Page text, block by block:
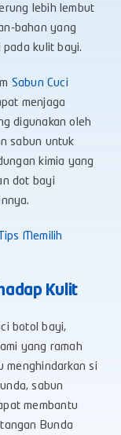
lebih lembut
bahan yang
pada kulit bayi.
Sabun Cuci
menjaga
digunakan oleh
sabun untuk
kimia yang
dot bayi
Memilih
Kulit
botol bayi,
yang ramah
menghindarkan si
sabun
membantu
Bunda